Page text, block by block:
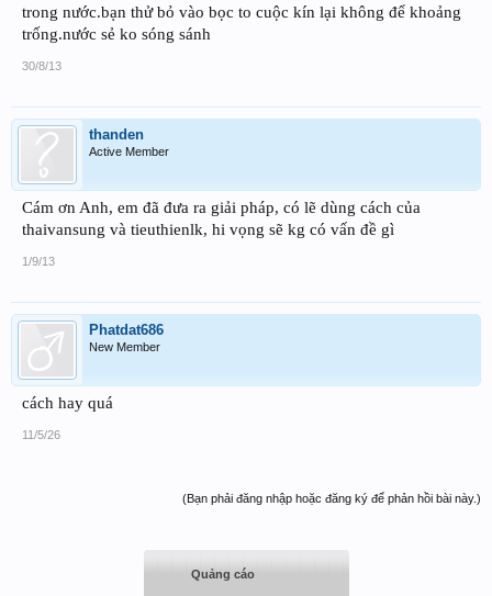
trong nước.bạn thử bỏ vào bọc to cuộc kín lại không để khoảng
trống.nước sẻ ko sóng sánh
30/8/13
thanden
Active Member
Cám ơn Anh, em đã đưa ra giải pháp, có lẽ dùng cách của
thaivansung và tieuthienlk, hi vọng sẽ kg có vấn đề gì
1/9/13
Phatdat686
New Member
cách hay quá
11/5/26
(Bạn phải đăng nhập hoặc đăng ký để phản hồi bài này.)
Quảng cáo